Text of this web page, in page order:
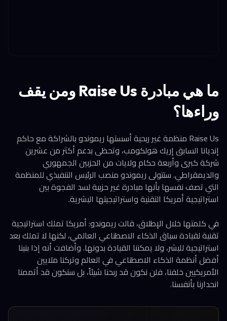
ما هي مبادرة Raise Us ومن يقف
وراءها؟
Raise Us منظمة غير ربحية أسستها ريموندو بالشراكة مع حاكم
إنديانا السابق إريك هولكومب، وتحظى بدعم أكثر من عشرين
شركة كبرى وأربعة حكام ولايات من الحزبين الجمهوري
والديمقراطي. ستتولى ريموندو منصب الرئيس التنفيذي للمنظمة
التي تصف نفسها بأنها مبادرة غير حزبية لسد الفجوة بين
استراتيجية أمريكا التقنية واستراتيجيتها البشرية.
في كلمتها خلال الإطلاق، قالت ريموندو: أمريكا تملك استراتيجية
تقنية لقيادة سباق الذكاء الاصطناعي العالمي، لكنها لا تملك بعد
استراتيجية للبشر، ولا يمكننا القيادة بدونها. وأضافت أنه إذا بنينا
أفضل أنظمة الذكاء الاصطناعي في العالم وتركنا ملايين
الأمريكيين خلفنا، فلن نكون قد ربحنا شيئاً، بل سنكون قد أتممنا
انحدارنا بأنفسنا.